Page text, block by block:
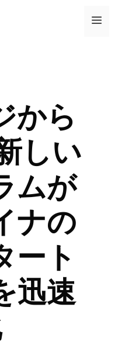
メ
から
しい
ムが
ナの
ート
迅速